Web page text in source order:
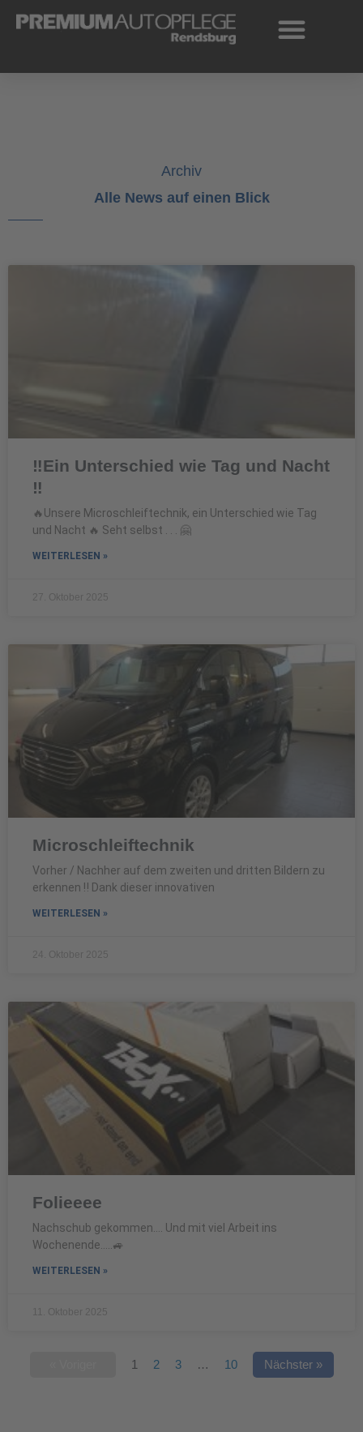
Inhalt
Archiv
Alle News auf einen Blick
‼️Ein Unterschied wie Tag und Nacht
‼️
🔥Unsere Microschleiftechnik, ein Unterschied wie Tag
und Nacht 🔥 Seht selbst . . . 🤗
WEITERLESEN »
27. Oktober 2025
Microschleiftechnik
Vorher / Nachher auf dem zweiten und dritten Bildern zu
erkennen ‼️ Dank dieser innovativen
WEITERLESEN »
24. Oktober 2025
Folieeee
Nachschub gekommen…. Und mit viel Arbeit ins
Wochenende…..🚙
WEITERLESEN »
11. Oktober 2025
1 2 3 … 10 Nächster »